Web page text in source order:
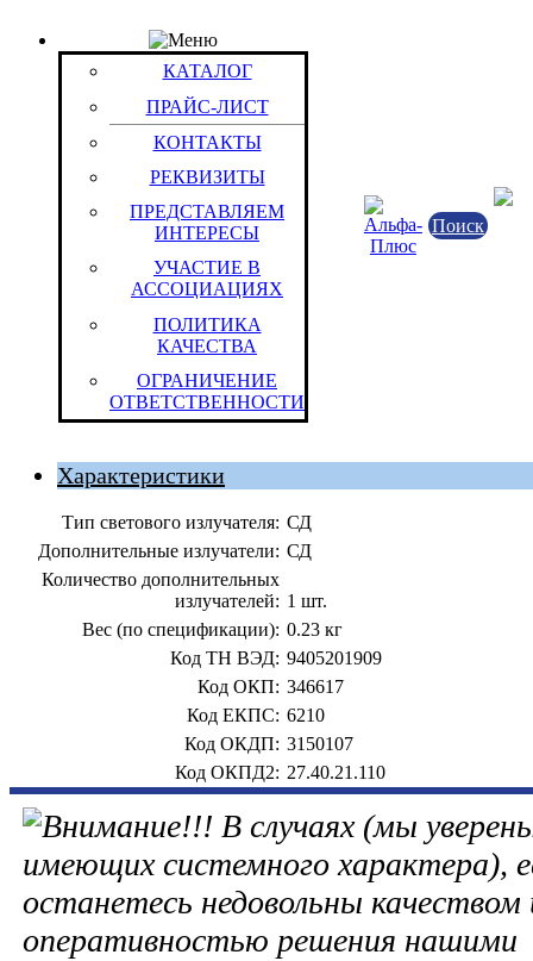
КАТАЛОГ
ПРАЙС-ЛИСТ
КОНТАКТЫ
РЕКВИЗИТЫ
ПРЕДСТАВЛЯЕМ
ИНТЕРЕСЫ
УЧАСТИЕ В
АССОЦИАЦИЯХ
ПОЛИТИКА
КАЧЕСТВА
ОГРАНИЧЕНИЕ
ОТВЕТСТВЕННОСТИ
Поиск
Товар: Светильник JaZZway TG-L07 (ABS-пластик
светодиодов + RGB светодиод)
Код товара: 10327
Китайская Народная Республика
Штука (ОКЕИ:796)
Характеристики
Тип светового излучателя: СД
Дополнительные излучатели: СД
Количество дополнительных
излучателей: 1 шт.
Вес (по спецификации): 0.23 кг
Код ТН ВЭД: 9405201909
Код ОКП: 346617
Код ЕКПС: 6210
Код ОКДП: 3150107
Код ОКПД2: 27.40.21.110
В случаях (мы
имеющих системного характера),
останетесь недовольны качеством
оперативностью решения нашими